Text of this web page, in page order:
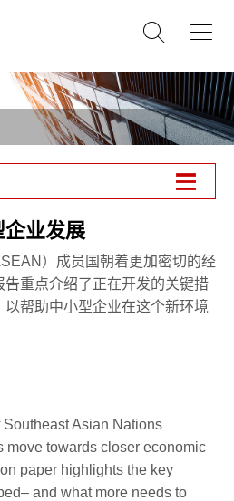
业发展
）成员国朝着更加密切的经
重点介绍了正在开发的关键措
帮助中小型企业在这个新环境
Asian Nations
move towards closer economic
paper highlights the key
and what more needs to